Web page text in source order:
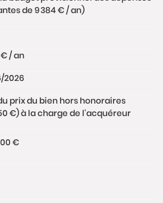
les plus recherchés du 16ème
sur le site
de 9 384 € / an)
/ an
2026
prix du bien hors honoraires
€) à la charge de l'acquéreur
€